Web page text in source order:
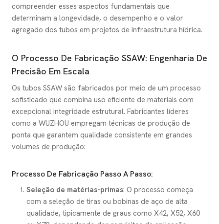
compreender esses aspectos fundamentais que
determinam a longevidade, o desempenho e o valor
agregado dos tubos em projetos de infraestrutura hídrica.
O Processo De Fabricação SSAW: Engenharia De
Precisão Em Escala
Os tubos SSAW são fabricados por meio de um processo
sofisticado que combina uso eficiente de materiais com
excepcional integridade estrutural. Fabricantes líderes
como a WUZHOU empregam técnicas de produção de
ponta que garantem qualidade consistente em grandes
volumes de produção:
Processo De Fabricação Passo A Passo:
Seleção de matérias-primas: O processo começa
com a seleção de tiras ou bobinas de aço de alta
qualidade, tipicamente de graus como X42, X52, X60